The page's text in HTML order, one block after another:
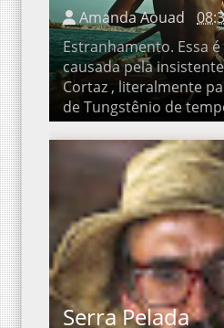
Amanda Aouad
Estranhamento. Essa é a
pela insistente voz de
literalmente parando a
Tungstênio de tempos e...
Serra Pelada